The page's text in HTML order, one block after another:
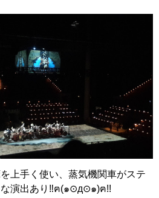
上手く使い、蒸気機関車がステ
な演出あり‼ฅ(๑⊙д⊙๑)ฅ!!